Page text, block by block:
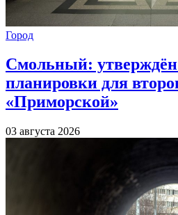
Город
Смольный:
планировки для
«Приморской»
03 августа 2026